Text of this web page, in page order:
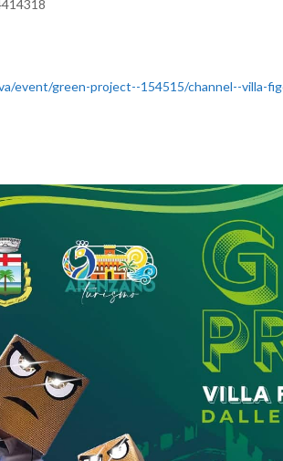
event/green-project--154515/channel--villa-